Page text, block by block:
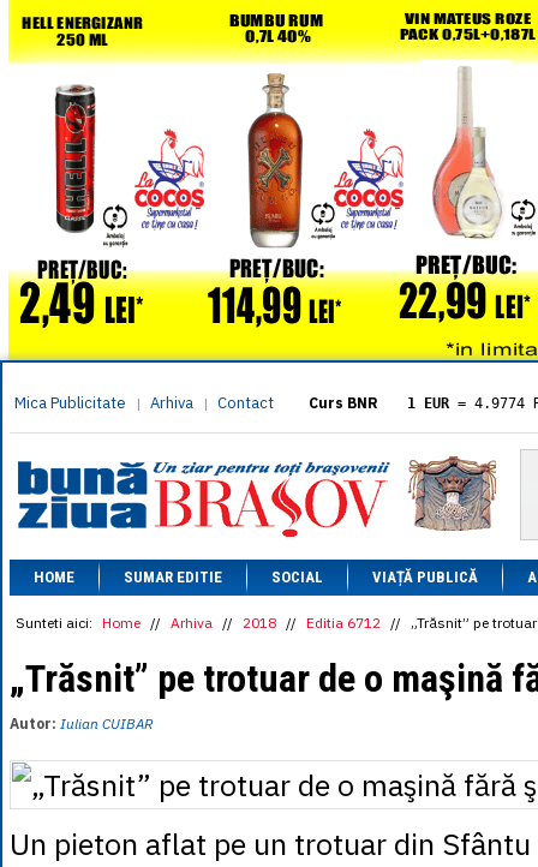
Mica Publicitate | Arhiva | Contact Curs BNR 1 EUR = 4.9774
= 5.8304
1 XAU= 464.4611
1 AED= 1.1933
1 AUD= 2.7957
1 BGN= 2.5449
1 CAD= 3.1559
1 CHF= 5.2813
1 CNY= 0.6015
= 0.6668
1 EGP= 0.0860
1 HUF
1 KRW= 0.3047
1 MDL= 0.2538
1 MXN= 0.2227
1 NOK= 0.4191
1 NZD= 2.6097
HOME SUMAR EDITIE SOCIAL VIAȚĂ PUBLICĂ
Sunteti aici: Home // Arhiva // 2018 // Editia 6712 // „Trăsnit” pe
„Trăsnit” pe trotuar de o maşină
Autor: Iulian CUIBAR
Un pieton aflat pe un trotuar din Sfântu